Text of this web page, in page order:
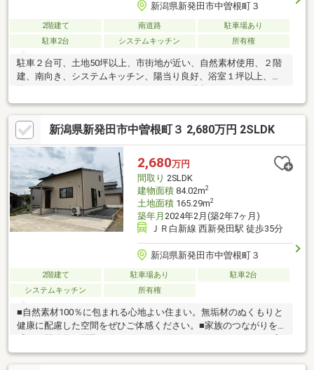
新潟県新発田市中曽根町３
2階建て 南道路
駐車場あり
駐車2台
システムキッチン 所有権
駐車２台可、土地50坪以上、市街地が近い、自然素材使用、２階
建、南向き、システムキッチン、陽当り良好、浴室１坪以上、吹
新潟県新発田市中曽根町３ 2,680万円 2SLDK
2,680万円
間取り 2SLDK
建物面積84.02m2
土地面積165.29m2
築年月 2024年2月(築2年7ヶ月)
ＪＲ白新線 西新発田駅 徒歩35分
新潟県新発田市中曽根町３
2階建て 駐車場あり
駐車2台
システムキッチン
所有権
■自然素材100％に包まれる心地よい住まい。無垢材のぬくもりと
健康に配慮した空間をぜひご体感ください。■家族のつながりを
感じる開放的な間取り。リビング・ダイニングがワンフロアで広
がり、吹き抜け設計で家中どこにいても家族の気配を感じられる
心地よい空間。■光と風を取り込む大きな窓。やわらかな自然光